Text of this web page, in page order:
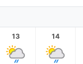
13 14